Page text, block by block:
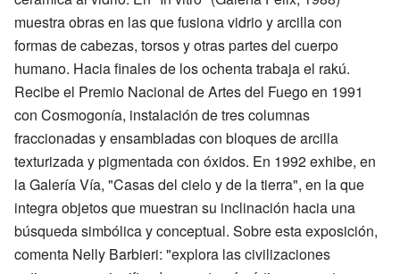
muestra obras en las que fusiona vidrio y arcilla con
formas de cabezas, torsos y otras partes del cuerpo
humano. Hacia finales de los ochenta trabaja el rakú.
Recibe el Premio Nacional de Artes del Fuego en 1991
con Cosmogonía, instalación de tres columnas
fraccionadas y ensambladas con bloques de arcilla
texturizada y pigmentada con óxidos. En 1992 exhibe, en
la Galería Vía, "Casas del cielo y de la tierra", en la que
integra objetos que muestran su inclinación hacia una
búsqueda simbólica y conceptual. Sobre esta exposición,
comenta Nelly Barbieri: "explora las civilizaciones